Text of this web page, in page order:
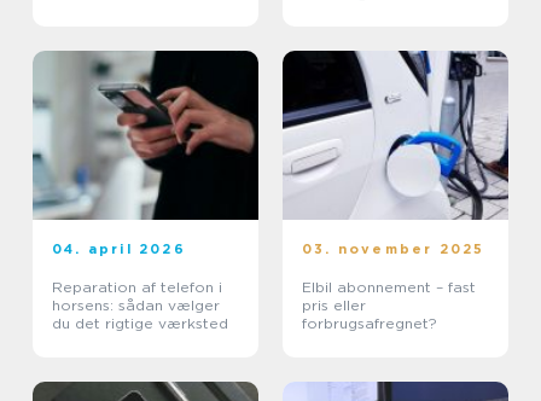
04. april 2026
Reparation af telefon i
horsens: sådan vælger
du det rigtige værksted
03. november 2025
Elbil abonnement – fast
pris eller
forbrugsafregnet?